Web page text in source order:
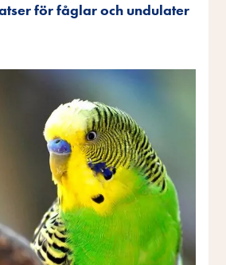
för fåglar och undulater